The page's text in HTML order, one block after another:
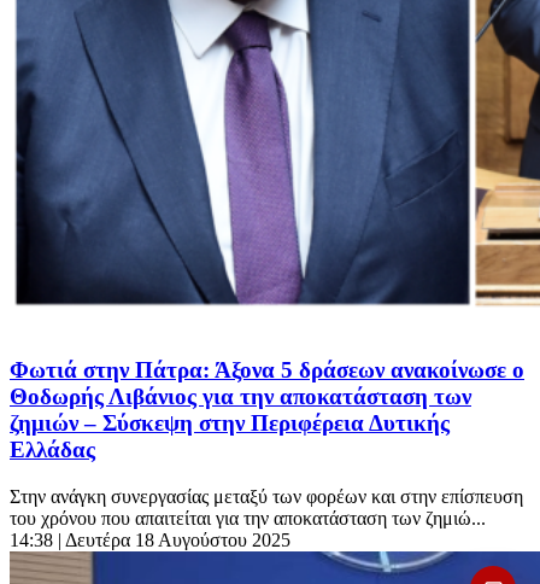
Φωτιά στην Πάτρα: Άξονα 5 δράσεων ανακοίνωσε ο
Θοδωρής Λιβάνιος για την αποκατάσταση των
ζημιών – Σύσκεψη στην Περιφέρεια Δυτικής
Ελλάδας
Στην ανάγκη συνεργασίας μεταξύ των φορέων και στην επίσπευση
του χρόνου που απαιτείται για την αποκατάσταση των ζημιώ...
14:38 | Δευτέρα 18 Αυγούστου 2025